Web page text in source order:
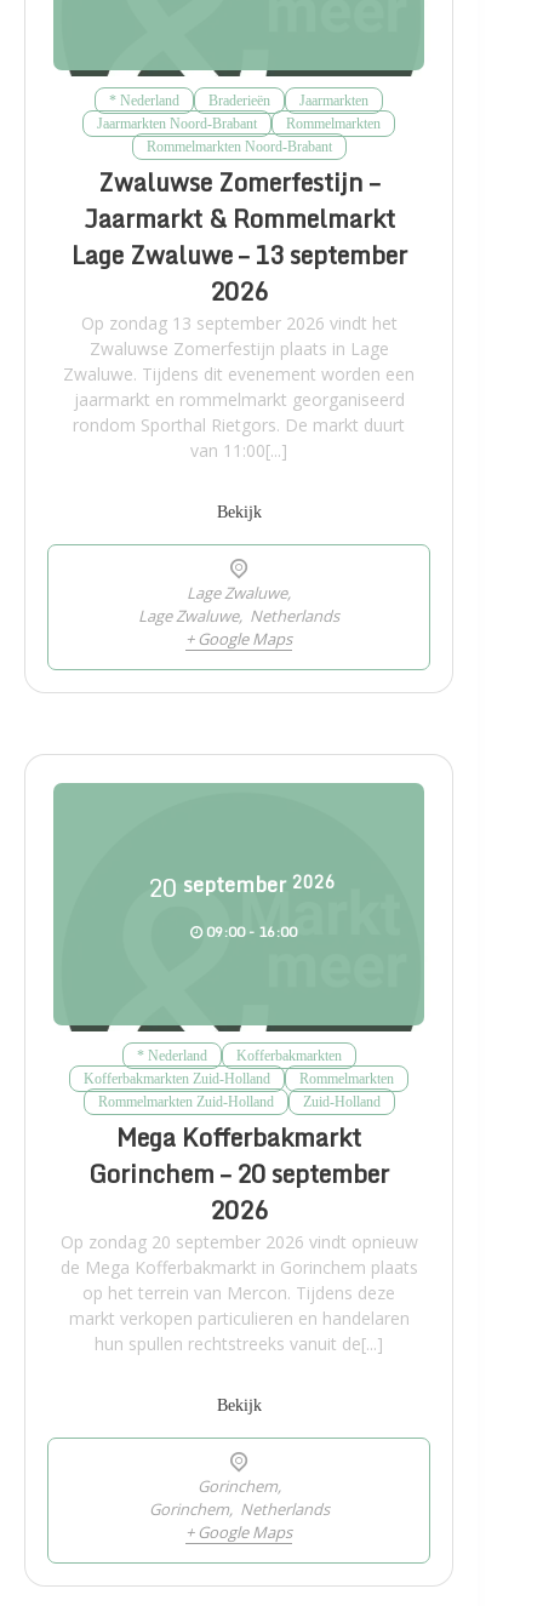
* Nederland Braderieën
Jaarmarkten
Jaarmarkten Noord-Brabant
Rommelmarkten
Rommelmarkten Noord-Brabant
Zwaluwse Zomerfestijn –
Jaarmarkt & Rommelmarkt
Lage Zwaluwe – 13 september
2026
Op zondag 13 september 2026 vindt het
Zwaluwse Zomerfestijn plaats in Lage
Zwaluwe. Tijdens dit evenement worden een
jaarmarkt en rommelmarkt georganiseerd
rondom Sporthal Rietgors. De markt duurt
van 11:00[...]
Bekijk
Lage Zwaluwe,
Lage Zwaluwe, Netherlands
+ Google Maps
20 september 2026
09:00 - 16:00
* Nederland
Kofferbakmarkten
Kofferbakmarkten Zuid-Holland
Rommelmarkten
Rommelmarkten Zuid-Holland
Zuid-Holland
Mega Kofferbakmarkt
Gorinchem – 20 september
2026
Op zondag 20 september 2026 vindt opnieuw
de Mega Kofferbakmarkt in Gorinchem plaats
op het terrein van Mercon. Tijdens deze
markt verkopen particulieren en handelaren
hun spullen rechtstreeks vanuit de[...]
Bekijk
Gorinchem,
Gorinchem, Netherlands
+ Google Maps